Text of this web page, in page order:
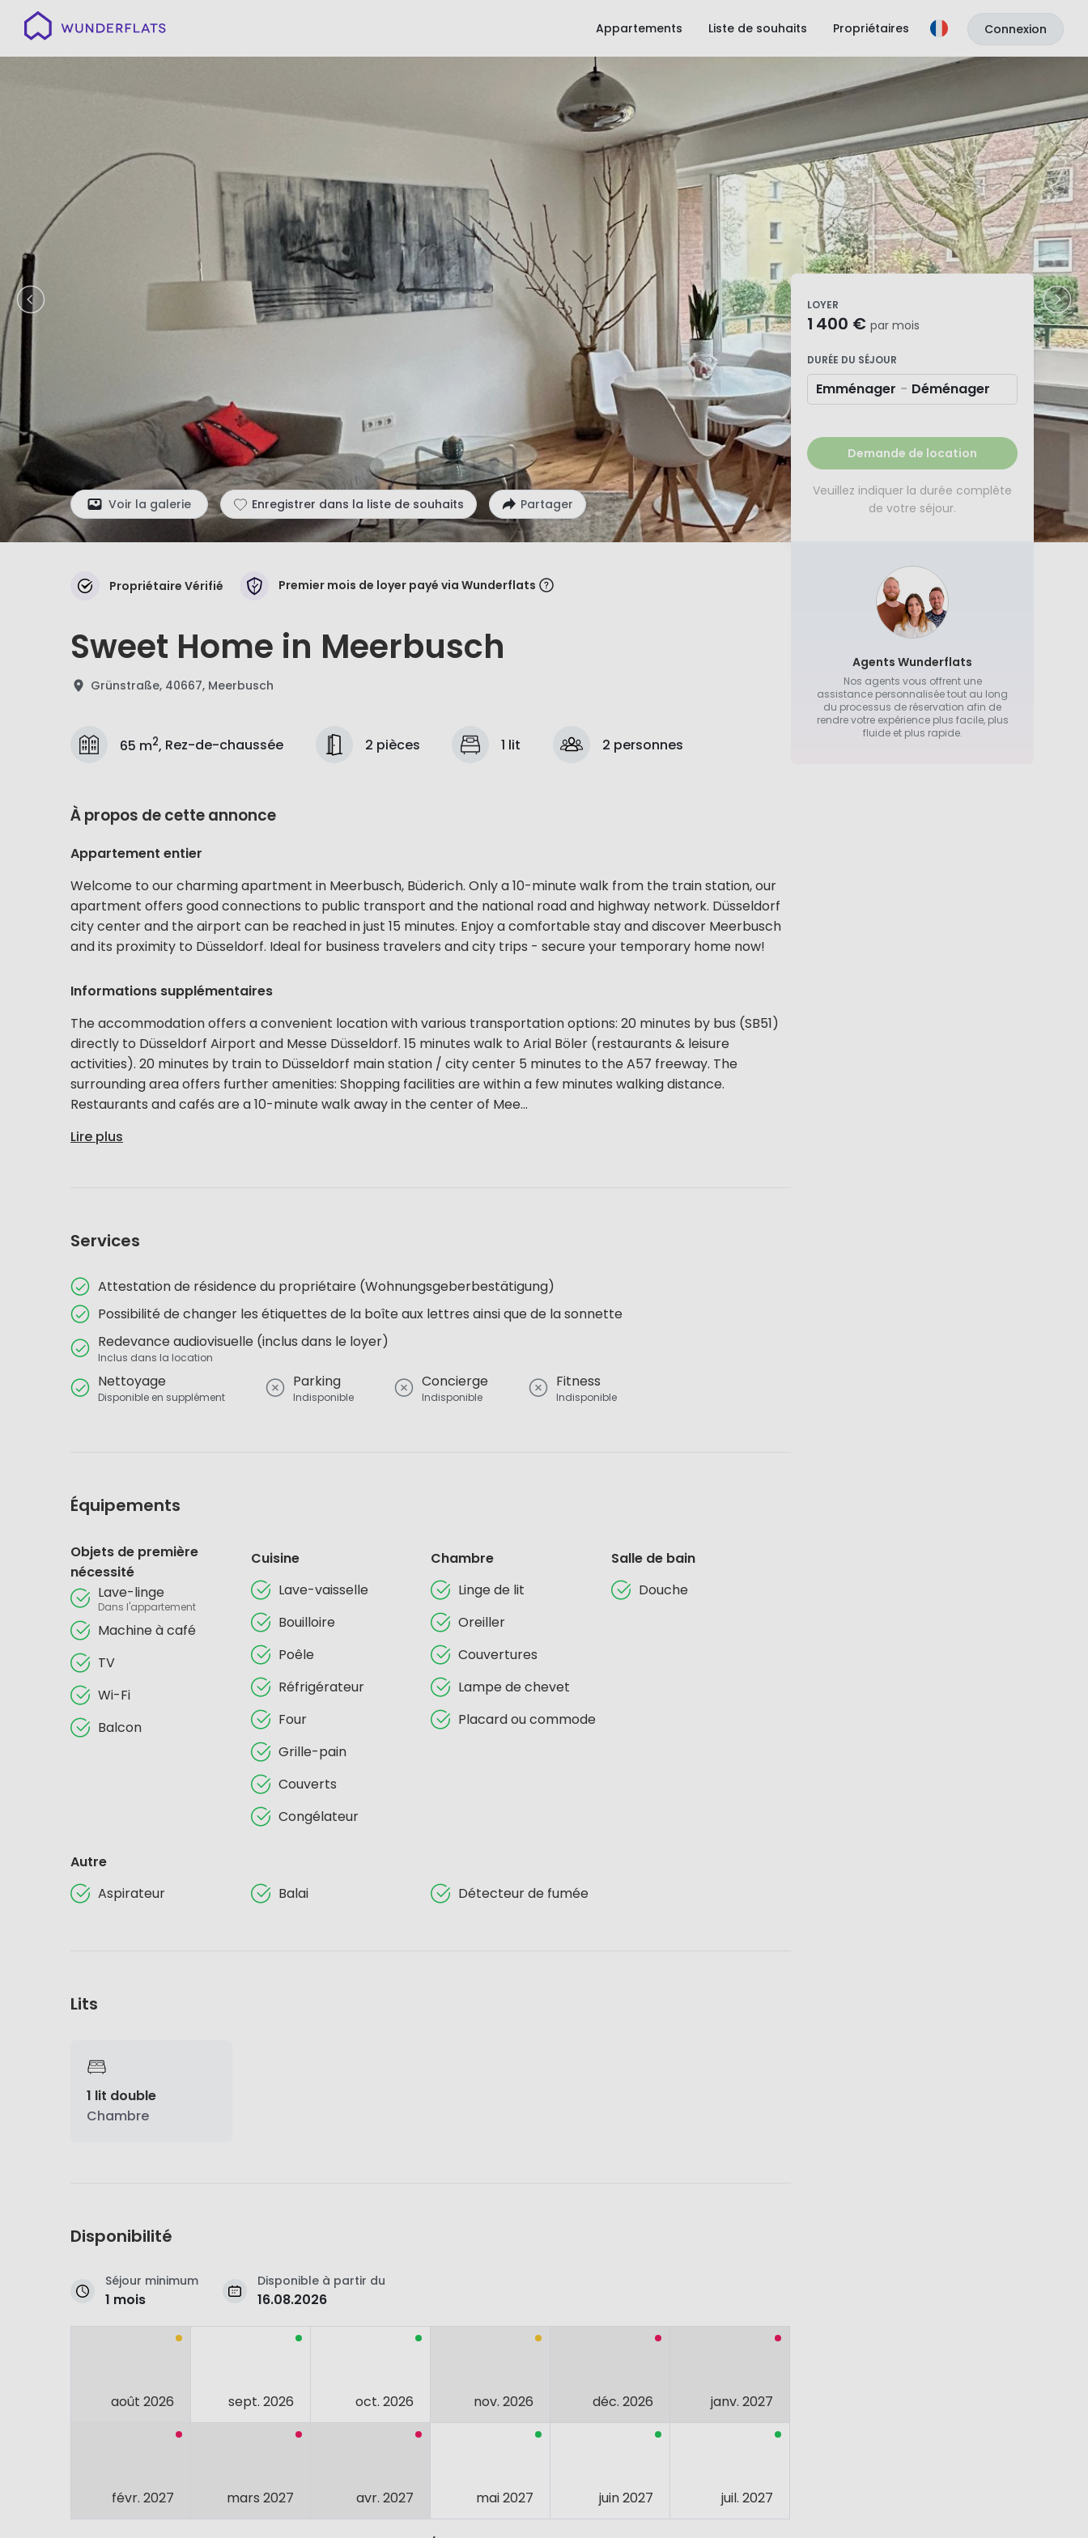
Wunderflats Appartements Liste de souhaits Propriétaires Connexion
Voir la galerie Enregistrer dans la liste de souhaits Partager
Propriétaire Vérifié Premier mois de loyer payé via Wunderflats
Sweet Home in Meerbusch
Grünstraße, 40667, Meerbusch
65 m2, Rez-de-chaussée 2 pièces 1 lit 2 personnes
À propos de cette annonce
Appartement entier
Welcome to our charming apartment in Meerbusch, Büderich. Only a 10-minute walk from the train station, our
apartment offers good connections to public transport and the national road and highway network. Düsseldorf
city center and the airport can be reached in just 15 minutes. Enjoy a comfortable stay and discover Meerbusch
and its proximity to Düsseldorf. Ideal for business travelers and city trips - secure your temporary home now!
Informations supplémentaires
The accommodation offers a convenient location with various transportation options: 20 minutes by bus (SB51)
directly to Düsseldorf Airport and Messe Düsseldorf. 15 minutes walk to Arial Böler (restaurants & leisure
activities). 20 minutes by train to Düsseldorf main station / city center 5 minutes to the A57 freeway. The
surrounding area offers further amenities: Shopping facilities are within a few minutes walking distance.
Restaurants and cafés are a 10-minute walk away in the center of Mee...
Lire plus
Services
Attestation de résidence du propriétaire (Wohnungsgeberbestätigung)
Possibilité de changer les étiquettes de la boîte aux lettres ainsi que de la sonnette
Redevance audiovisuelle (inclus dans le loyer)
Inclus dans la location
Nettoyage
Disponible en supplément
Parking
Indisponible
Concierge
Indisponible
Fitness
Indisponible
Équipements
Objets de première
nécessité
Lave-linge
Dans l'appartement
Machine à café
TV
Wi-Fi
Balcon
Cuisine
Lave-vaisselle
Bouilloire
Poêle
Réfrigérateur
Four
Grille-pain
Couverts
Congélateur
Chambre
Linge de lit
Oreiller
Couvertures
Lampe de chevet
Placard ou commode
Salle de bain
Douche
Autre
Aspirateur
Balai Détecteur de fumée
Lits
1 lit double
Chambre
Disponibilité
Séjour minimum
1 mois
Disponible à partir du
16.08.2026
août 2026 sept. 2026 oct. 2026 nov. 2026 déc. 2026 janv. 2027
févr. 2027 mars 2027 avr. 2027 mai 2027 juin 2027 juil. 2027
LOYER
1 400 € par mois
DURÉE DU SÉJOUR
Emménager - Déménager
Demande de location
Veuillez indiquer la durée complète
de votre séjour.
Agents Wunderflats
Nos agents vous offrent une
assistance personnalisée tout au long
du processus de réservation afin de
rendre votre expérience plus facile, plus
fluide et plus rapide.